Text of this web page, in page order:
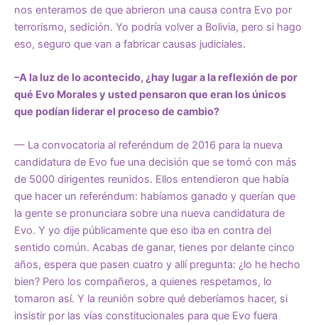
nos enteramos de que abrieron una causa contra Evo por
terrorismo, sedición. Yo podría volver a Bolivia, pero si hago
eso, seguro que van a fabricar causas judiciales.
–A la luz de lo acontecido, ¿hay lugar a la reflexión de por
qué Evo Morales y usted pensaron que eran los únicos
que podían liderar el proceso de cambio?
— La convocatoria al referéndum de 2016 para la nueva
candidatura de Evo fue una decisión que se tomó con más
de 5000 dirigentes reunidos. Ellos entendieron que había
que hacer un referéndum: habíamos ganado y querían que
la gente se pronunciara sobre una nueva candidatura de
Evo. Y yo dije públicamente que eso iba en contra del
sentido común. Acabas de ganar, tienes por delante cinco
años, espera que pasen cuatro y allí pregunta: ¿lo he hecho
bien? Pero los compañeros, a quienes respetamos, lo
tomaron así. Y la reunión sobre qué deberíamos hacer, si
insistir por las vías constitucionales para que Evo fuera